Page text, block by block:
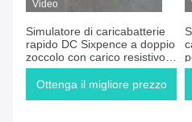
Video
Simulatore di caricabatterie
rapido DC Sixpence a doppio
zoccolo con carico resistivo
2*15kW Tester di
caricabatterie portatile per
Ottenga il migliore prezzo